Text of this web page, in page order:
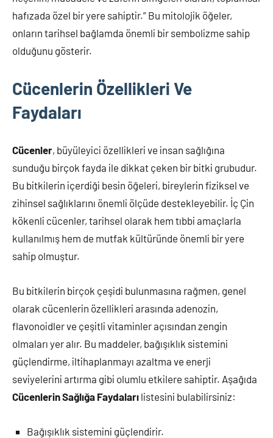
hafızada özel bir yere sahiptir.” Bu mitolojik öğeler,
onların tarihsel bağlamda önemli bir sembolizme sahip
olduğunu gösterir.
Cücenlerin Özellikleri Ve
Faydaları
Cücenler, büyüleyici özellikleri ve insan sağlığına
sunduğu birçok fayda ile dikkat çeken bir bitki grubudur.
Bu bitkilerin içerdiği besin öğeleri, bireylerin fiziksel ve
zihinsel sağlıklarını önemli ölçüde destekleyebilir. İç Çin
kökenli cücenler, tarihsel olarak hem tıbbi amaçlarla
kullanılmış hem de mutfak kültüründe önemli bir yere
sahip olmuştur.
Bu bitkilerin birçok çeşidi bulunmasına rağmen, genel
olarak cücenlerin özellikleri arasında adenozin,
flavonoidler ve çeşitli vitaminler açısından zengin
olmaları yer alır. Bu maddeler, bağışıklık sistemini
güçlendirme, iltihaplanmayı azaltma ve enerji
seviyelerini artırma gibi olumlu etkilere sahiptir. Aşağıda
Cücenlerin Sağlığa Faydaları listesini bulabilirsiniz:
Bağışıklık sistemini güçlendirir.